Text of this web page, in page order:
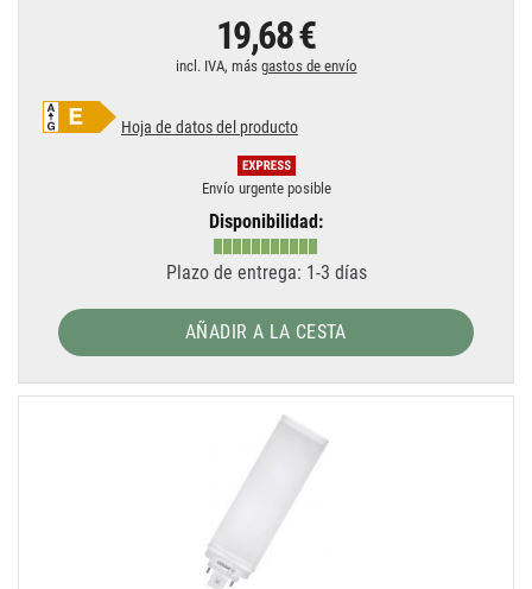
19,68 €
incl. IVA, más gastos de envío
Hoja de datos del producto
Envío urgente posible
Disponibilidad:
Plazo de entrega: 1-3 días
AÑADIR A LA CESTA